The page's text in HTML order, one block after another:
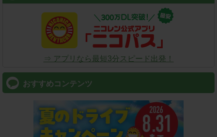
⇒ アプリなら最短3分スピード出発！
おすすめコンテンツ